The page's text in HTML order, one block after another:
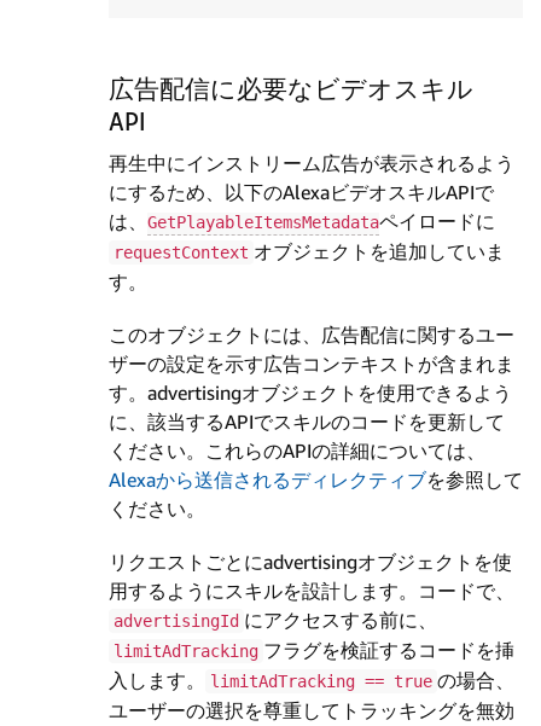
広告配信に必要なビデオスキル
API
再生中にインストリーム広告が表示されるよう
にするため、以下のAlexaビデオスキルAPIで
は、
GetPlayableItemsMetadataペイロードに
requestContext オブジェクトを追加していま
す。
このオブジェクトには、広告配信に関するユー
ザーの設定を示す広告コンテキストが含まれま
す。advertisingオブジェクトを使用できるよう
に、該当するAPIでスキルのコードを更新して
ください。これらのAPIの詳細については、
Alexaから送信されるディレクティブを参照して
ください。
リクエストごとにadvertisingオブジェクトを使
用するようにスキルを設計します。コードで、
advertisingId にアクセスする前に、
limitAdTracking フラグを検証するコードを挿
入します。
limitAdTracking == true の場合、
ユーザーの選択を尊重してトラッキングを無効